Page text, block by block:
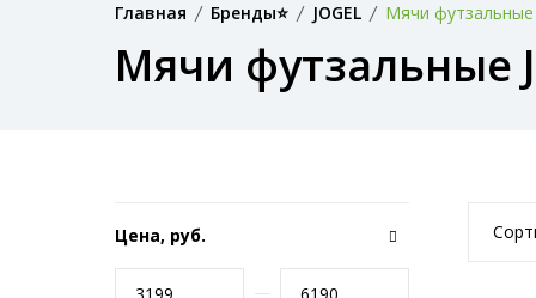
Главная Бренды⭐ JOGEL Мячи футзальные
Мячи футзальные
Цена, руб.